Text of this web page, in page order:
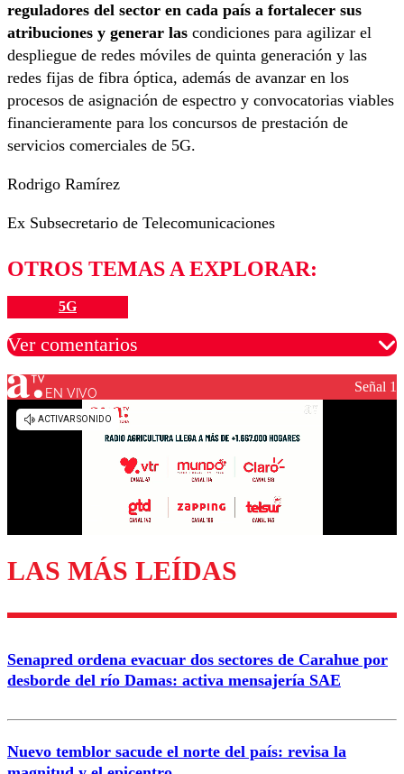
reguladores del sector en cada país a fortalecer sus
atribuciones y generar las condiciones para agilizar el
despliegue de redes móviles de quinta generación y las
redes fijas de fibra óptica, además de avanzar en los
procesos de asignación de espectro y convocatorias viables
financieramente para los concursos de prestación de
servicios comerciales de 5G.
Rodrigo Ramírez
Ex Subsecretario de Telecomunicaciones
OTROS TEMAS A EXPLORAR:
5G
Ver comentarios
Los comentarios son moderados para garantizar un
Enviar comentario
EN VIVO Señal 1
LAS MÁS LEÍDAS
Senapred ordena evacuar dos sectores de Carahue por
desborde del río Damas: activa mensajería SAE
Nuevo temblor sacude el norte del país: revisa la